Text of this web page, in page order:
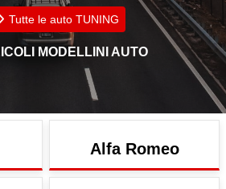
Tutte le auto TUNING
MODELLINI AUTO
Alfa Romeo